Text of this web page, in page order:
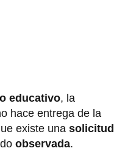
educativo, la
hace entrega de la
existe una solicitud
observada.